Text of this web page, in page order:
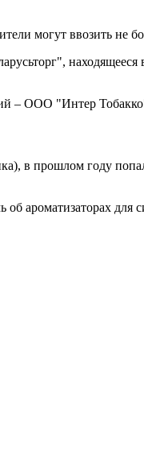
могут ввозить не
– ООО "Интер
в прошлом году
ароматизаторах для